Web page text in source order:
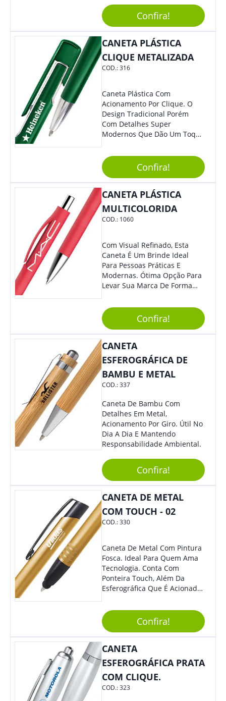
Boneco. Demais, Não É?
Personalize Com Sua Marca.
Super Criativo, Seus Clientes E
Colaboradores Irão Adorar.
Confira!
CANETA PLÁSTICA
CLIQUE METALIZADA
COD.:316
Caneta Plástica Com
Acionamento Por Clique. O
Design Tradicional Porém
Com Detalhes Super
Modernos Que Dão Um Toque
Confira!
CANETA PLÁSTICA
MULTICOLORIDA
COD.: 1060
Com Visual Refinado, Esta
Caneta É Um Brinde Ideal
Para Pessoas Práticas E
Modernas. Ótima Opção Para
Levar Sua Marca De Forma
Sua Empresa Em Eventos,
Reuniões Corporativas Ou Até
Mesmo Para Presentear
Colaboradores E Parceiros De
Sua Empresa.
Confira!
CANETA
ESFEROGRÁFICA DE
BAMBU E METAL
COD.:337
Caneta De Bambu Com
Detalhes Em Metal,
Acionamento Por Giro. Útil No
Dia A Dia E Mantendo
Responsabilidade Ambiental.
Confira!
CANETA DE METAL
COM TOUCH - 02
COD.:330
Caneta De Metal Com Pintura
Fosca. Ideal Para Quem Ama
Tecnologia. Conta Com
Ponteira Touch, Além Da
Esferográfica Que É Acionada
Com Elegância E
Modernidade Na Medida
Exata.
Confira!
CANETA
ESFEROGRÁFICA PRATA
COM CLIQUE.
COD.:323